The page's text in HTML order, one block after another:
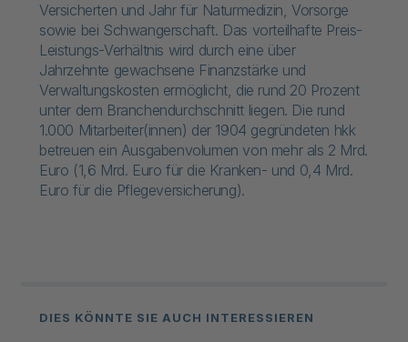
Versicherten und Jahr für Naturmedizin, Vorsorge
sowie bei Schwangerschaft. Das vorteilhafte Preis-
Leistungs-Verhältnis wird durch eine über
Jahrzehnte gewachsene Finanzstärke und
Verwaltungskosten ermöglicht, die rund 20 Prozent
unter dem Branchendurchschnitt liegen. Die rund
1.000 Mitarbeiter(innen) der 1904 gegründeten hkk
betreuen ein Ausgabenvolumen von mehr als 2 Mrd.
Euro (1,6 Mrd. Euro für die Kranken- und 0,4 Mrd.
Euro für die Pflegeversicherung).
DIES KÖNNTE SIE AUCH INTERESSIEREN